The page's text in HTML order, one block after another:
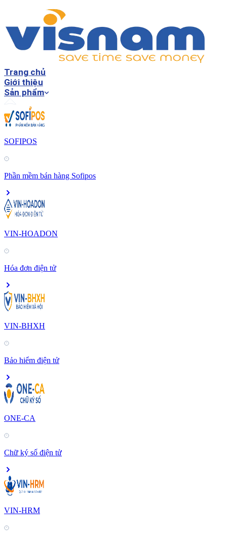
Trang chủ
Giới thiệu
Sản phẩm
SOFIPOS
Phần mềm bán hàng Sofipos
VIN-HOADON
Hóa đơn điện tử
VIN-BHXH
Bảo hiểm điện tử
ONE-CA
Chữ ký số điện tử
VIN-HRM